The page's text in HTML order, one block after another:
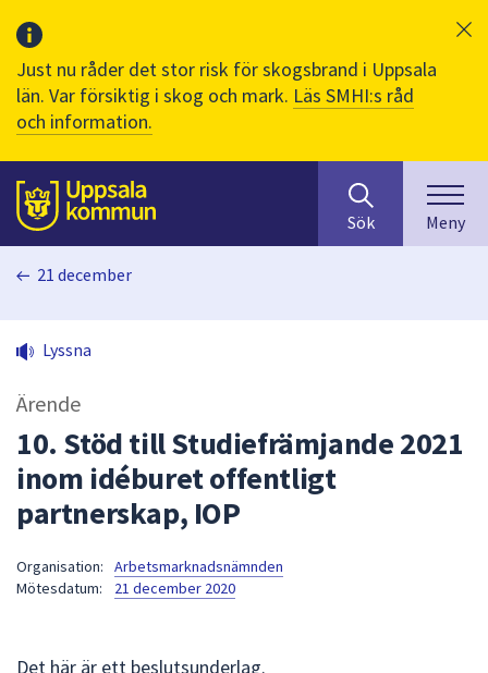
Just nu råder det stor risk för skogsbrand i Uppsala
län. Var försiktig i skog och mark. Läs SMHI:s råd
och information.
Till sidans
huvudinnehåll
efter
innehåll
på
sökfältet
kommer
sökförslag
Sök Meny
21 december
Lyssna
Ärende
10. Stöd till Studiefrämjande 2021
inom idéburet offentligt
partnerskap, IOP
Organisation:
Arbetsmarknadsnämnden
Mötesdatum:
21 december 2020
Det här är ett beslutsunderlag.